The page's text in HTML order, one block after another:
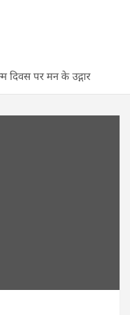
दिवस पर मन के उद्गार